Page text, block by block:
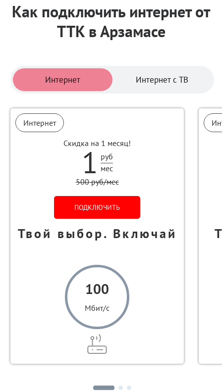
Как подключить интернет от
ТТК в Арзамасе
Интернет Интернет с ТВ
Тарифы
Интернет
Скидка на 1 месяц!
1 руб
мес
500 руб/мес
ПОДКЛЮЧИТЬ
Твой выбор. Включай
100
Мбит/с